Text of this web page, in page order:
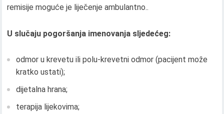
remisije moguće je liječenje ambulantno..
U slučaju pogoršanja imenovanja sljedećeg:
odmor u krevetu ili polu-krevetni odmor (pacijent može
kratko ustati);
dijetalna hrana;
terapija lijekovima;